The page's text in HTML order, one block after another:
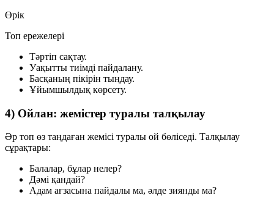
Өрік
Топ ережелері
Тәртіп сақтау.
Уақытты тиімді пайдалану.
Басқаның пікірін тыңдау.
Ұйымшылдық көрсету.
4) Ойлан: жемістер туралы талқылау
Әр топ өз таңдаған жемісі туралы ой бөліседі. Талқылау
сұрақтары:
Балалар, бұлар нелер?
Дәмі қандай?
Адам ағзасына пайдалы ма, әлде зиянды ма?